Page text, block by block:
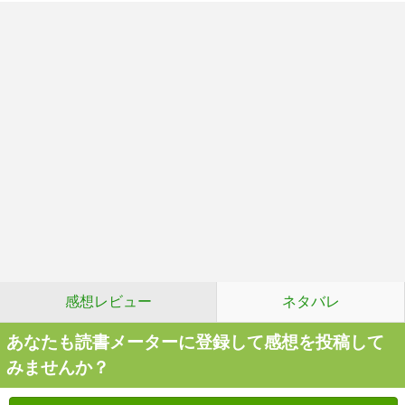
感想レビュー ネタバレ
あなたも読書メーターに登録して感想を投稿して
みませんか？